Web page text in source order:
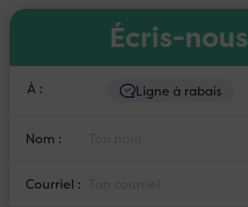
Écris-nous
À : Ligne à rabais
Nom :
Courriel :